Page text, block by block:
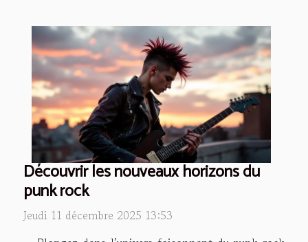
Découvrir les nouveaux horizons du
punk rock
Jeudi 11 décembre 2025 13:53